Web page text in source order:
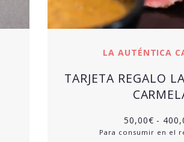
LA AUTÉNTICA
TARJETA REGALO
50,00€ -
Para consumir en el